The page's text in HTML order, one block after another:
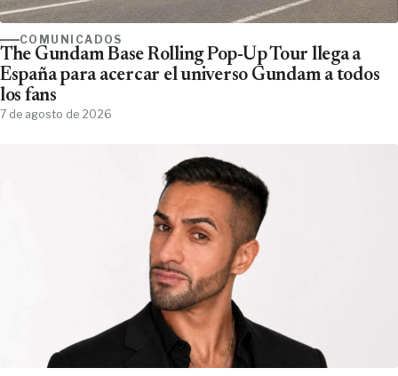
COMUNICADOS
The Gundam Base Rolling Pop-Up Tour llega a
España para acercar el universo Gundam a todos
los fans
7 de agosto de 2026